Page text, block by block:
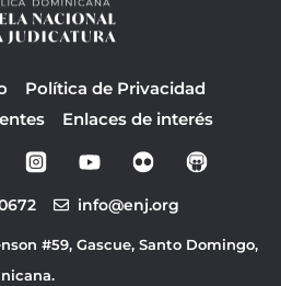
Política de Privacidad
Enlaces de interés
o
t
b
info@enj.org
#59, Gascue, Santo Domingo,